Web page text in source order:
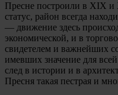
Пресне построили в XIX
статус, район всегда
— движение здесь
экономической, и в
свидетелем и важнейших
имевших значение для
след в истории и в
Пресня такая пестрая и